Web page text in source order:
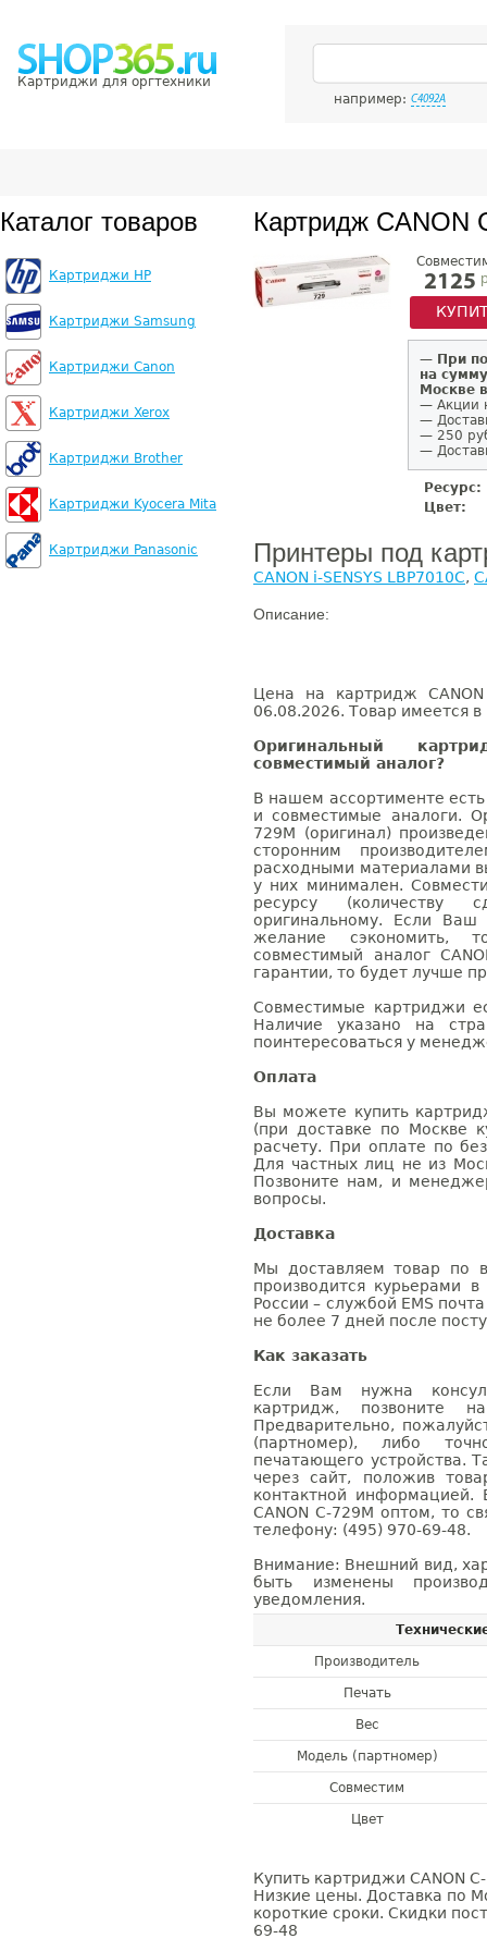
Картриджи для оргтехники
например: C4092A
Каталог товаров
Картриджи HP
Картриджи Samsung
Картриджи Canon
Картриджи Xerox
Картриджи Brother
Картриджи Kyocera Mita
Картриджи Panasonic
Картридж CANON
2125
— При
на
Москве
— Акции
—
— 250
—
Ресурс:
Цвет:
Принтеры под
CANON i-SENSYS LBP7010C,
Описание:
Цена на картридж
06.08.2026. Товар имеется в
Оригинальный
совместимый аналог?
В нашем ассортименте
и совместимые аналоги.
729M (оригинал)
сторонним
расходными материалами
у них минимален.
ресурсу (количеству
оригинальному. Если
желание сэкономить,
совместимый аналог
гарантии, то будет лучше
Совместимые картриджи
Наличие указано на
поинтересоваться у
Оплата
Вы можете купить
(при доставке по Москве
расчету. При оплате по
Для частных лиц не из
Позвоните нам, и
вопросы.
Доставка
Мы доставляем товар по
производится курьерами
России – службой EMS
не более 7 дней после
Как заказать
Если Вам нужна
картридж, позвоните
Предварительно,
(партномер), либо
печатающего устройства.
через сайт, положив
контактной информацией.
CANON C-729M оптом, то
телефону: (495) 970-69-48.
Внимание: Внешний вид,
быть изменены
уведомления.
Производитель
Печать
Вес
Модель (партномер)
Совместим
Цвет
Купить картриджи CANON
Низкие цены. Доставка по
короткие сроки. Скидки
69-48